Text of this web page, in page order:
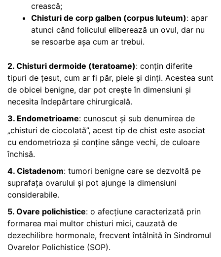
crească;
Chisturi de corp galben (corpus luteum): apar
atunci când foliculul eliberează un ovul, dar nu
se resoarbe așa cum ar trebui.
2. Chisturi dermoide (teratoame): conțin diferite
tipuri de țesut, cum ar fi păr, piele și dinți. Acestea sunt
de obicei benigne, dar pot crește în dimensiuni și
necesita îndepărtare chirurgicală.
3. Endometrioame: cunoscut și sub denumirea de
„chisturi de ciocolată”, acest tip de chist este asociat
cu endometrioza și conține sânge vechi, de culoare
închisă.
4. Cistadenom: tumori benigne care se dezvoltă pe
suprafața ovarului și pot ajunge la dimensiuni
considerabile.
5. Ovare polichistice: o afecțiune caracterizată prin
formarea mai multor chisturi mici, cauzată de
dezechilibre hormonale, frecvent întâlnită în Sindromul
Ovarelor Polichistice (SOP).